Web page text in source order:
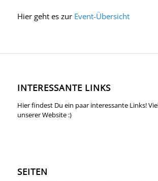
Hier geht es zur Event-Übersicht
INTERESSANTE LINKS
Hier findest Du ein paar interessante Links!
unserer Website :)
SEITEN